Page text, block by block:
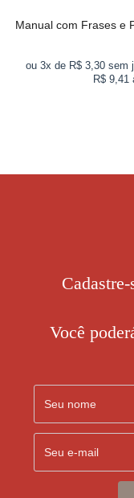
Manual com Frases e
ou 3x de R$ 3,30 sem
R$ 9,41
Você